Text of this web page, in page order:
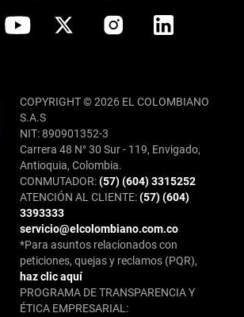
COPYRIGHT © 2026 EL COLOMBIANO
S.A.S
NIT: 890901352-3
Carrera 48 N° 30 Sur - 119, Envigado,
Antioquia, Colombia.
CONMUTADOR:(57) (604) 3315252
ATENCIÓN AL CLIENTE:(57) (604)
3393333
servicio@elcolombiano.com.co
*Para asuntos relacionados con
peticiones, quejas y reclamos (PQR),
haz clic aquí
PROGRAMA DE TRANSPARENCIA Y
ÉTICA EMPRESARIAL: